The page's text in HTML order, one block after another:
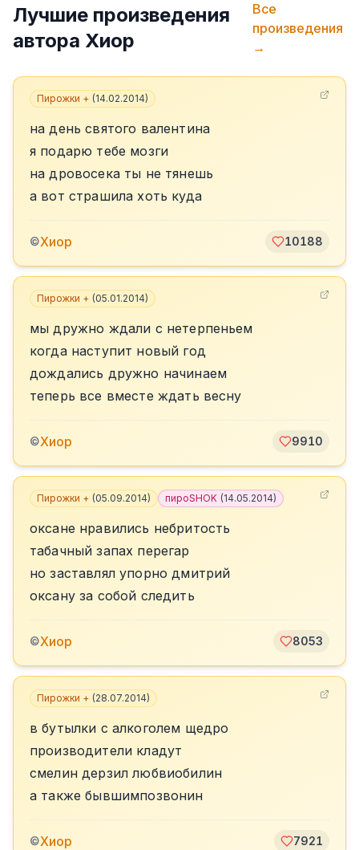
Лучшие произведения
автора Хиор
Все
произведения
→
Пирожки + (14.02.2014)
на день святого валентина
я подарю тебе мозги
на дровосека ты не тянешь
а вот страшила хоть куда
©Хиор 10188
Пирожки + (05.01.2014)
мы дружно ждали с нетерпеньем
когда наступит новый год
дождались дружно начинаем
теперь все вместе ждать весну
©Хиор 9910
Пирожки + (05.09.2014) пироSHOK (14.05.2014)
оксане нравились небритость
табачный запах перегар
но заставлял упорно дмитрий
оксану за собой следить
©Хиор 8053
Пирожки + (28.07.2014)
в бутылки с алкоголем щедро
производители кладут
смелин дерзил любвиобилин
а также бывшимпозвонин
©Хиор 7921